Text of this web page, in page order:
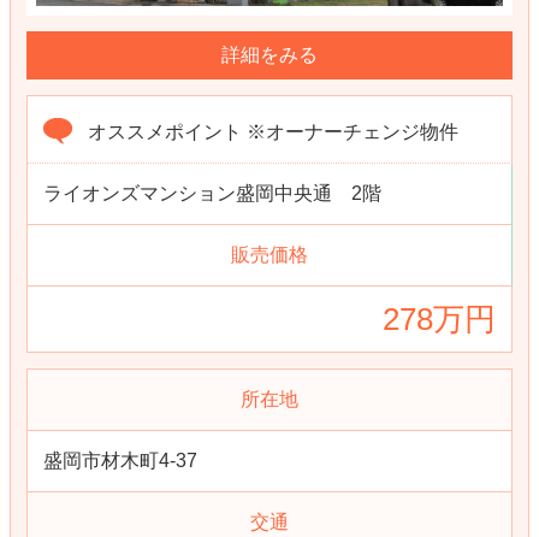
詳細をみる
オススメポイント ※オーナーチェンジ物件
ライオンズマンション盛岡中央通 2階
販売価格
278万円
所在地
盛岡市材木町4-37
交通